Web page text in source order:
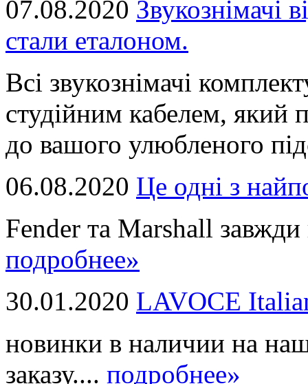
07.08.2020 Звукознімачі
стали еталоном.
Всі звукознімачі
студійним кабелем, який
до вашого улюбленого
06.08.2020 Це однi з
Fender та Marshall завжди
подробнее»
30.01.2020 LAVOCE
новинки в наличии на
заказу.... подробнее»